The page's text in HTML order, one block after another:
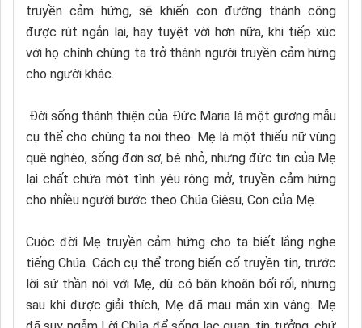
truyền cảm hứng, sẽ khiến con đường thành công
được rút ngắn lại, hay tuyệt vời hơn nữa, khi tiếp xúc
với họ chính chúng ta trở thành người truyền cảm hứng
cho người khác.
Đời sống thánh thiện của Đức Maria là một gương mẫu
cụ thể cho chúng ta noi theo. Mẹ là một thiếu nữ vùng
quê nghèo, sống đơn sơ, bé nhỏ, nhưng đức tin của Mẹ
lại chất chứa một tình yêu rộng mở, truyền cảm hứng
cho nhiều người bước theo Chúa Giêsu, Con của Mẹ.
Cuộc đời Mẹ truyền cảm hứng cho ta biết lắng nghe
tiếng Chúa. Cách cụ thể trong biến cố truyền tin, trước
lời sứ thần nói với Mẹ, dù có băn khoăn bối rối, nhưng
sau khi được giải thích, Mẹ đã mau mắn xin vâng. Mẹ